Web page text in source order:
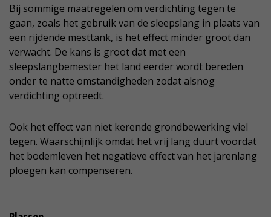
Bij sommige maatregelen om verdichting tegen te
gaan, zoals het gebruik van de sleepslang in plaats van
een rijdende mesttank, is het effect minder groot dan
verwacht. De kans is groot dat met een
sleepslangbemester het land eerder wordt bereden
onder te natte omstandigheden zodat alsnog
verdichting optreedt.
Ook het effect van niet kerende grondbewerking viel
tegen. Waarschijnlijk omdat het vrij lang duurt voordat
het bodemleven het negatieve effect van het jarenlang
ploegen kan compenseren.